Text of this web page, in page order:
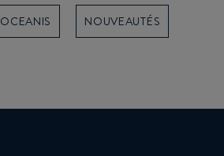
OCEANIS NOUVEAUTÉS